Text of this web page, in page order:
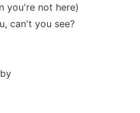
you're not here)
can't you see?